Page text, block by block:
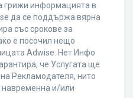
грижи информацията в
да се поддържа вярна
със срокове за
е посочил нещо
Adwise. Нет Инфо
че Услугата ще
Рекламодателя, нито
и/или